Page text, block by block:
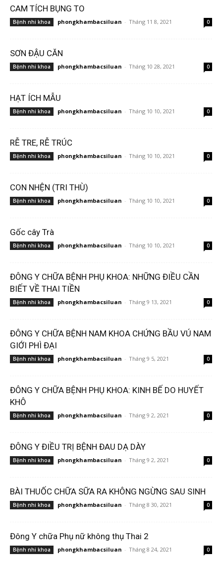
CAM TÍCH BỤNG TO
Bệnh nhi khoa phongkhambacsiluan - Tháng 11 8, 2021 0
SƠN ĐẬU CĂN
Bệnh nhi khoa phongkhambacsiluan - Tháng 10 28, 2021 0
HẠT ÍCH MẪU
Bệnh nhi khoa phongkhambacsiluan - Tháng 10 10, 2021 0
RỄ TRE, RỄ TRÚC
Bệnh nhi khoa phongkhambacsiluan - Tháng 10 10, 2021 0
CON NHỆN (TRI THÙ)
Bệnh nhi khoa phongkhambacsiluan - Tháng 10 10, 2021 0
Gốc cây Trà
Bệnh nhi khoa phongkhambacsiluan - Tháng 10 10, 2021 0
ĐÔNG Y CHỮA BỆNH PHỤ KHOA: NHỮNG ĐIỀU CẦN
BIẾT VỀ THAI TIỀN
Bệnh nhi khoa phongkhambacsiluan - Tháng 9 13, 2021 0
ĐÔNG Y CHỮA BỆNH NAM KHOA CHỨNG BẦU VÚ NAM
GIỚI PHÌ ĐẠI
Bệnh nhi khoa phongkhambacsiluan - Tháng 9 5, 2021 0
ĐÔNG Y CHỮA BỆNH PHỤ KHOA: KINH BẾ DO HUYẾT
KHÔ
Bệnh nhi khoa phongkhambacsiluan - Tháng 9 2, 2021 0
ĐÔNG Y ĐIỀU TRỊ BỆNH ĐAU DẠ DÀY
Bệnh nhi khoa phongkhambacsiluan - Tháng 9 2, 2021 0
BÀI THUỐC CHỮA SỮA RA KHÔNG NGỪNG SAU SINH
Bệnh nhi khoa phongkhambacsiluan - Tháng 8 30, 2021 0
Đông Y chữa Phụ nữ không thụ Thai 2
Bệnh nhi khoa phongkhambacsiluan - Tháng 8 24, 2021 0